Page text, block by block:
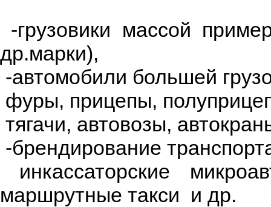
-грузовики массой
др.марки),
-автомобили большей
фуры, прицепы,
тягачи, автовозы,
-брендирование
инкассаторские
маршрутные такси и др.